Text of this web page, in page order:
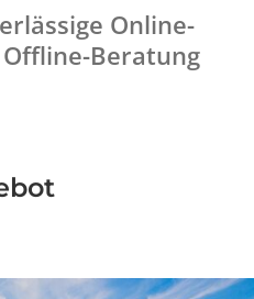
Online-
Beratung